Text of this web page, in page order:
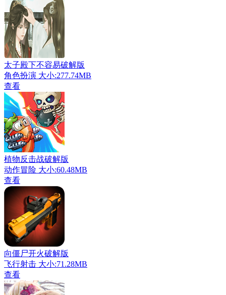
太子殿下不容易破解版
角色扮演 大小:277.74MB
查看
植物反击战破解版
动作冒险 大小:60.48MB
查看
向僵尸开火破解版
飞行射击 大小:71.28MB
查看